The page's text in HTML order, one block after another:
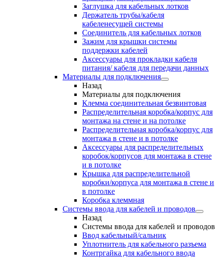
Заглушка для кабельных лотков
Держатель трубы/кабеля
кабеленесущей системы
Соединитель для кабельных лотков
Зажим для крышки системы
поддержки кабелей
Аксессуары для прокладки кабеля
питания/ кабеля для передачи данных
Материалы для подключения
Назад
Материалы для подключения
Клемма соединительная безвинтовая
Распределительная коробка/корпус для
монтажа на стене и на потолке
Распределительная коробка/корпус для
монтажа в стене и в потолке
Аксессуары для распределительных
коробок/корпусов для монтажа в стене
и в потолке
Крышка для распределительной
коробки/корпуса для монтажа в стене и
в потолке
Коробка клеммная
Системы ввода для кабелей и проводов
Назад
Системы ввода для кабелей и проводов
Ввод кабельный/сальник
Уплотнитель для кабельного разъема
Контргайка для кабельного ввода